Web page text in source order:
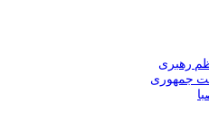
رهبری
جمهوری